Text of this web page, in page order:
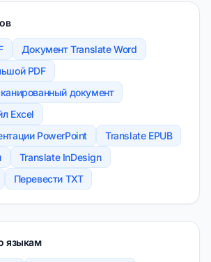
Документ Translate Word
PDF
документ
Excel
PowerPoint
Translate EPUB
Translate InDesign
Перевести TXT
языкам